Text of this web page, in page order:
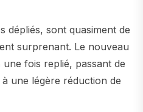
dépliés, sont quasiment de
surprenant. Le nouveau
fois replié, passant de
une légère réduction de